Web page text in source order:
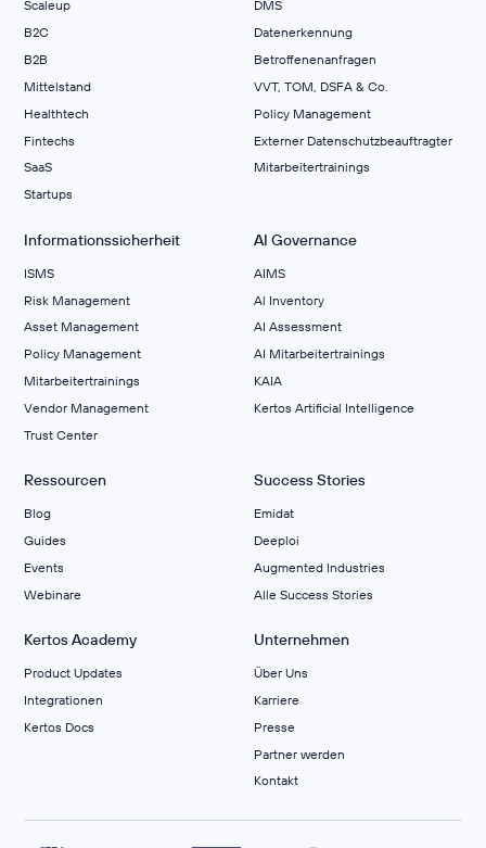
Scaleup
B2C
B2B
Mittelstand
Healthtech
Fintechs
SaaS
Startups
DMS
Datenerkennung
Betroffenenanfragen
VVT, TOM, DSFA & Co.
Policy Management
Externer Datenschutzbeauftragter
Mitarbeitertrainings
Informationssicherheit
ISMS
Risk Management
Asset Management
Policy Management
Mitarbeitertrainings
Vendor Management
Trust Center
AI Governance
AIMS
Al Inventory
AI Assessment
AI Mitarbeitertrainings
KAIA
Kertos Artificial Intelligence
Ressourcen
Blog
Guides
Events
Webinare
Success Stories
Emidat
Deeploi
Augmented Industries
Alle Success Stories
Kertos Academy
Product Updates
Integrationen
Kertos Docs
Unternehmen
Über Uns
Karriere
Presse
Partner werden
Kontakt